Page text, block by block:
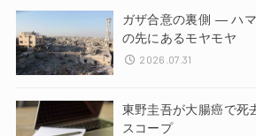
ガザ合意の裏側 ― ハ
の先にあるモヤモヤ
2026.07.31
東野圭吾が大腸癌で死
スコープ